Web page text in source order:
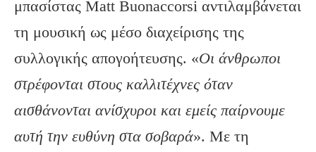
μπασίστας Matt Buonaccorsi αντιλαμβάνεται
τη μουσική ως μέσο διαχείρισης της
συλλογικής απογοήτευσης. «Οι άνθρωποι
στρέφονται στους καλλιτέχνες όταν
αισθάνονται ανίσχυροι και εμείς παίρνουμε
αυτή την ευθύνη στα σοβαρά». Με τη